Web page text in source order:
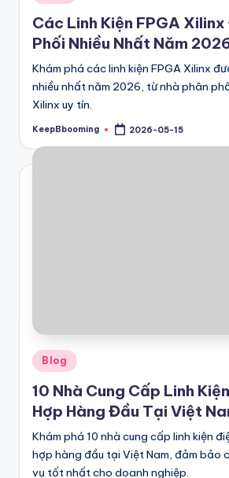
in
Các Linh Kiện FPGA
Phối Nhiều Nhất Năm
Khám phá các linh kiện FPGA Xilinx
nhiều nhất năm 2026, từ nhà phân
Xilinx uy tín.
Posted
KeepBbooming 2026-05-15
Posted
in
Blog
10 Nhà Cung Cấp Linh
Hợp Hàng Đầu Tại Việt
Khám phá 10 nhà cung cấp linh kiện
hợp hàng đầu tại Việt Nam, đảm bảo
vụ tốt nhất cho doanh nghiệp.